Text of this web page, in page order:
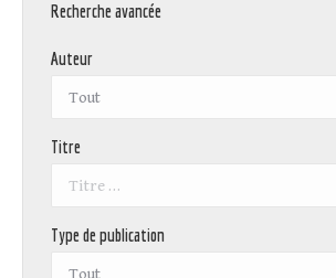
Recherche avancée
Auteur
Titre
Type de publication